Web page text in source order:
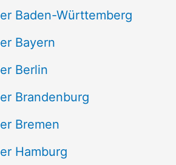
Baden-Württemberg
Bayern
Berlin
Brandenburg
Bremen
Hamburg